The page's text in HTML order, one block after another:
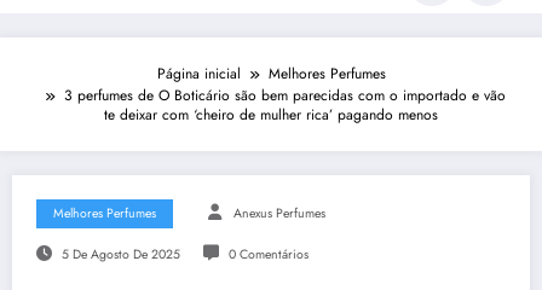
Página inicial
Melhores Perfumes
3 perfumes de O Boticário são bem parecidas com o importado e vão
te deixar com ‘cheiro de mulher rica’ pagando menos
Melhores Perfumes Anexus Perfumes
5 De Agosto De 2025 0 Comentários